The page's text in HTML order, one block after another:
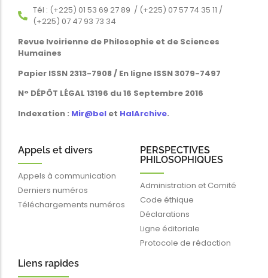
Tél : (+225) 01 53 69 27 89 / (+225) 07 57 74 35 11 /
(+225) 07 47 93 73 34
Revue Ivoirienne de Philosophie et de Sciences
Humaines
Papier ISSN 2313-7908 / En ligne ISSN 3079-7497
N° DÉPÔT LÉGAL 13196 du 16 Septembre 2016
Indexation : Mir@bel et HalArchive.
Appels et divers
Appels à communication
Derniers numéros
Téléchargements numéros
PERSPECTIVES
PHILOSOPHIQUES
Administration et Comité
Code éthique
Déclarations
Ligne éditoriale
Protocole de rédaction
Liens rapides